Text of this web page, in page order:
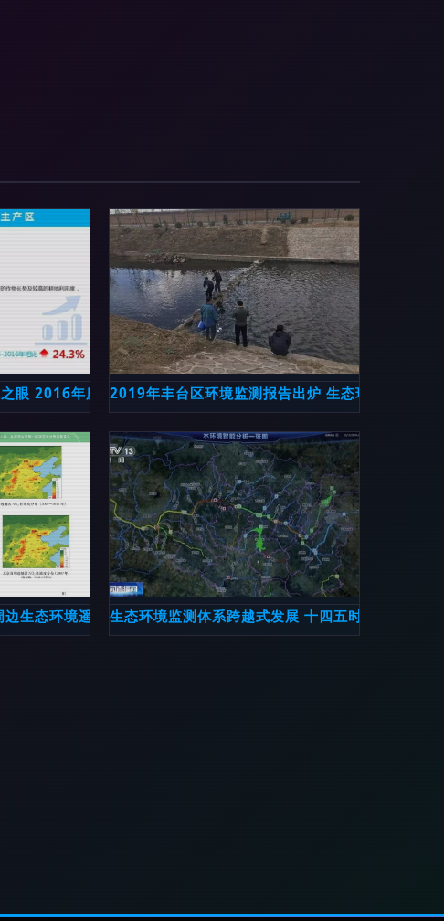
眼 2016年度监测报告解析2019年丰台区环境监测报告出炉 生态环境稳步改
生态环境遥感监测图集》的生态监测实践
生态环境监测体系跨越式发展 十四五时期取得系列